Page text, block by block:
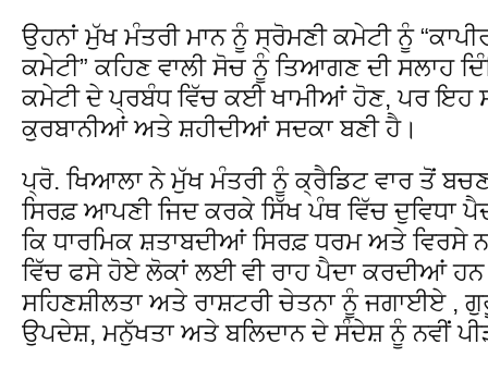
ਉਹਨਾਂ ਮੁੱਖ ਮੰਤਰੀ ਮਾਨ ਨੂੰ ਸ੍ਰੋਮਣੀ ਕਮੇਟੀ ਨੂੰ
ਕਮੇਟੀ” ਕਹਿਣ ਵਾਲੀ ਸੋਚ ਨੂੰ ਤਿਆਗਣ ਦੀ ਸਲਾਹ
ਕਮੇਟੀ ਦੇ ਪ੍ਰਬੰਧ ਵਿੱਚ ਕਈ ਖਾਮੀਆਂ ਹੋਣ, ਪਰ ਇਹ
ਕੁਰਬਾਨੀਆਂ ਅਤੇ ਸ਼ਹੀਦੀਆਂ ਸਦਕਾ ਬਣੀ ਹੈ।
ਪ੍ਰੋ. ਖਿਆਲਾ ਨੇ ਮੁੱਖ ਮੰਤਰੀ ਨੂੰ ਕ੍ਰੈਡਿਟ ਵਾਰ ਤੋਂ ਬਚਣ
ਸਿਰਫ਼ ਆਪਣੀ ਜਿਦ ਕਰਕੇ ਸਿੱਖ ਪੰਥ ਵਿੱਚ ਦੁਵਿਧਾ
ਕਿ ਧਾਰਮਿਕ ਸ਼ਤਾਬਦੀਆਂ ਸਿਰਫ਼ ਧਰਮ ਅਤੇ ਵਿਰਸੇ
ਵਿੱਚ ਫਸੇ ਹੋਏ ਲੋਕਾਂ ਲਈ ਵੀ ਰਾਹ ਪੈਦਾ ਕਰਦੀਆਂ
ਸਹਿਣਸ਼ੀਲਤਾ ਅਤੇ ਰਾਸ਼ਟਰੀ ਚੇਤਨਾ ਨੂੰ ਜਗਾਈਏ ,
ਉਪਦੇਸ਼, ਮਨੁੱਖਤਾ ਅਤੇ ਬਲਿਦਾਨ ਦੇ ਸੰਦੇਸ਼ ਨੂੰ ਨਵੀਂ